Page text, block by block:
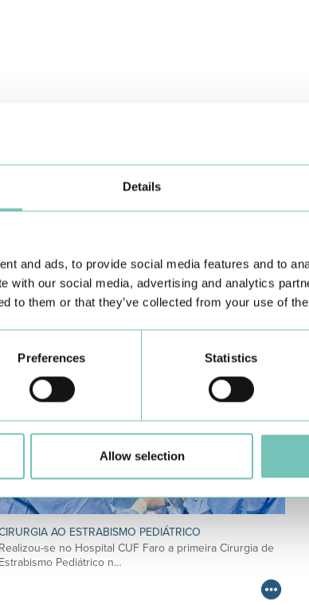
Details
and ads, to provide social media features and to
with our social media, advertising and analytics
to them or that they’ve collected from your use of
Preferences Statistics
Allow selection
AO ESTRABISMO PEDIÁTRICO
Realizou-se no Hospital CUF Faro a primeira Cirurgia de
Estrabismo Pediátrico n…